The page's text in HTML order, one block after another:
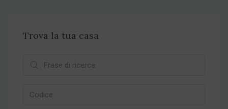
Trova la tua casa